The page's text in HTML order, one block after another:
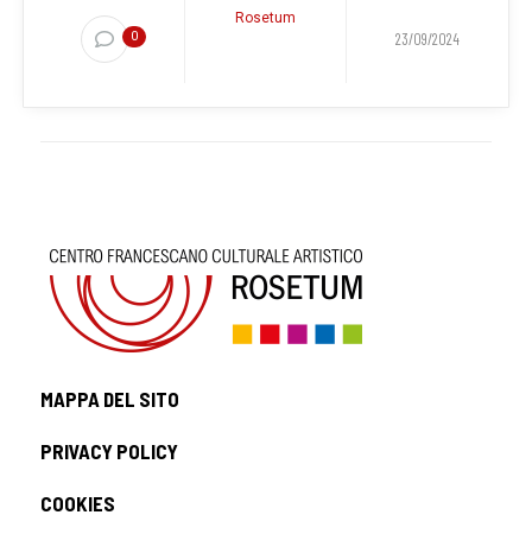
0
Rosetum
23/09/2024
MAPPA DEL SITO
PRIVACY POLICY
COOKIES